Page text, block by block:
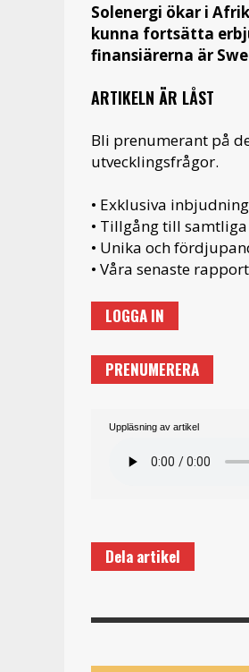
Solenergi ökar i
kunna fortsätta
finansiärerna är
ARTIKELN ÄR LÅST
Bli prenumerant på
utvecklingsfrågor.
• Exklusiva
• Tillgång till
• Unika och
• Våra senaste
LOGGA IN
PRENUMERERA
Uppläsning av artikel
Dela artikel